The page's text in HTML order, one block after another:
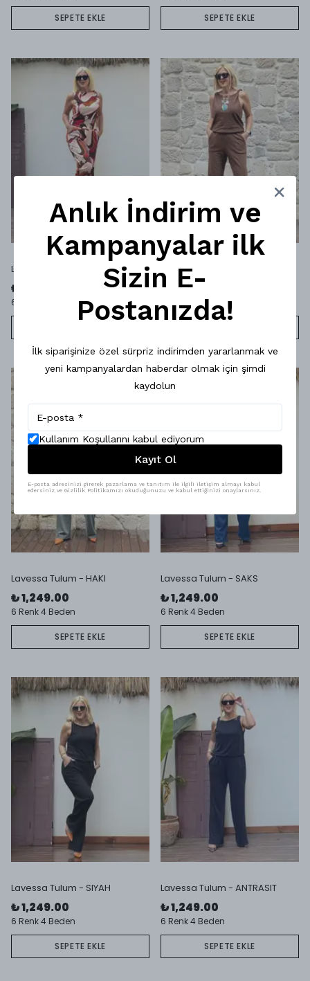
SEPETE EKLE SEPETE EKLE
Lavessa Tulum - DESENLI
₺ 1,249.00
6 Renk 4 Beden
Lavessa Tulum - TABA
₺ 1,249.00
6 Renk 4 Beden
Lavessa Tulum - HAKI
₺ 1,249.00
6 Renk 4 Beden
SEPETE EKLE
Lavessa Tulum - SAKS
₺ 1,249.00
6 Renk 4 Beden
SEPETE EKLE
Lavessa Tulum - SIYAH
₺ 1,249.00
6 Renk 4 Beden
SEPETE EKLE
Lavessa Tulum - ANTRASIT
₺ 1,249.00
6 Renk 4 Beden
SEPETE EKLE
Anlık İndirim ve
Kampanyalar ilk
Sizin E-
Postanızda!
İlk siparişinize özel sürpriz indirimden yararlanmak ve
yeni kampanyalardan haberdar olmak için şimdi
kaydolun
Kullanım Koşullarını kabul ediyorum
Kayıt Ol
E-posta adresinizi girerek pazarlama ve tanıtım ile ilgili iletişim almayı kabul
edersiniz ve Gizlilik Politikamızı okuduğunuzu ve kabul ettiğinizi onaylarsınız.